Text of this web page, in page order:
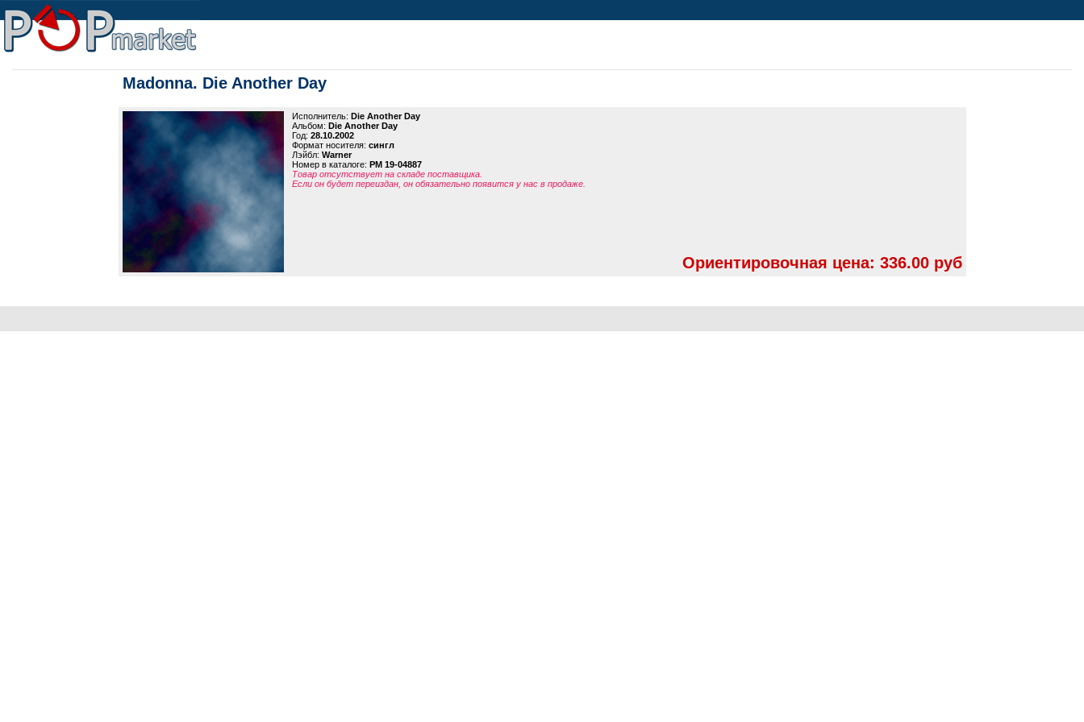
Madonna. Die Another Day
Исполнитель: Die Another Day
Альбом: Die Another Day
Год: 28.10.2002
Формат носителя: сингл
Лэйбл: Warner
Номер в каталоге: PM 19-04887
Товар отсутствует на складе поставщика.
Если он будет переиздан, он обязательно появится у нас в продаже.
Ориентировочная цена: 336.00 руб